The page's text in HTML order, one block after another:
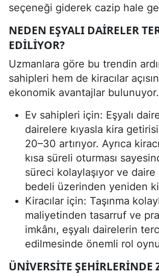
seçeneği giderek cazip hale
NEDEN EŞYALI DAIRELER
EDILIYOR?
Uzmanlara göre bu trendin
sahipleri hem de kiracılar
ekonomik avantajlar bulunuyor.
Ev sahipleri için: Eşyalı
dairelere kıyasla kira
20–30 artırıyor. Ayrıca
kısa süreli oturması
süreci kolaylaşıyor ve
bedeli üzerinden yeniden
Kiracılar için: Taşınma
maliyetinden tasarruf ve
imkânı, eşyalı dairelerin
edilmesinde önemli rol
ÜNIVERSITE ŞEHIRLERINDE